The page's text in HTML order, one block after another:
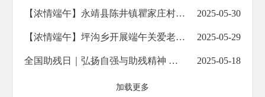
【浓情端午】永靖县陈井镇瞿家庄村互助院：端午“家宴”暖民心 2025-05-30
【浓情端午】坪沟乡开展端午关爱老人活动 2025-05-29
全国助残日｜​弘扬自强与助残精神 凝聚团结奋进力量——永靖县残联开展全国助残日系列活动 2025-05-18
加载更多